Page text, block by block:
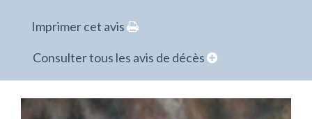
Imprimer cet avis
Consulter tous les avis de décès